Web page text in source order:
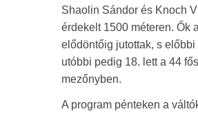
Shaolin Sándor és Knoch
érdekelt 1500 méteren. Ők
elődöntőig jutottak, s előbbi
utóbbi pedig 18. lett a 44 fős
mezőnyben.
A program pénteken a